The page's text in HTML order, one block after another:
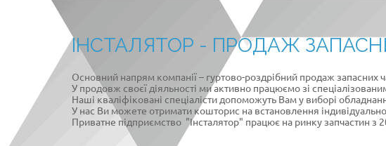
ІНСТАЛЯТОР - ПРОДАЖ
Основний напрям компанії – гуртово-роздрібний продаж запасних
У продовж своєї діяльності ми активно працюємо зі
Наші кваліфіковані спеціалісти допоможуть Вам у виборі
У нас Ви можете отримати кошторис на встановлення
Приватне підприємство "Інсталятор" працює на ринку запчастин з